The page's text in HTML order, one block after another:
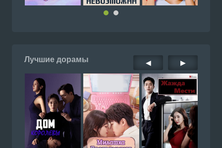
Лучшие дорамы ◀ ▶